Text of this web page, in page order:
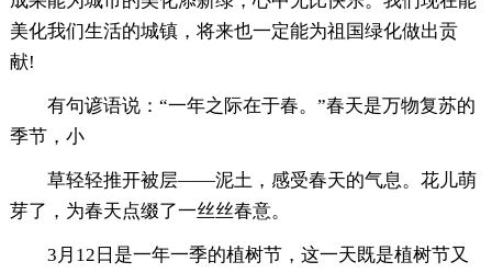
美化我们生活的城镇，将来也一定能为祖国绿化做出贡
献!
有句谚语说：“一年之际在于春。”春天是万物复苏的
季节，小
草轻轻推开被层——泥土，感受春天的气息。花儿萌
芽了，为春天点缀了一丝丝春意。
3月12日是一年一季的植树节，这一天既是植树节又